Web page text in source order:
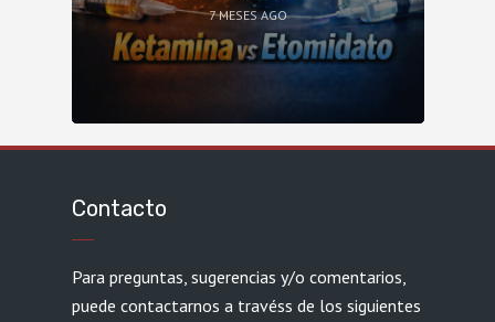
7 MESES AGO
Contacto
Para preguntas, sugerencias y/o comentarios,
puede contactarnos a travéss de los siguientes